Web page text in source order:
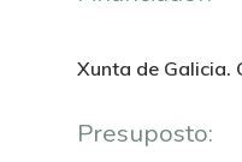
Xunta de Galicia.
Presuposto: